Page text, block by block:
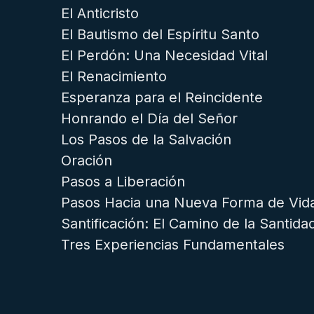
El Anticristo
El Bautismo del Espíritu Santo
El Perdón: Una Necesidad Vital
El Renacimiento
Esperanza para el Reincidente
Honrando el Día del Señor
Los Pasos de la Salvación
Oración
Pasos a Liberación
Pasos Hacia una Nueva Forma de
Santificación: El Camino de la
Tres Experiencias Fundamentales